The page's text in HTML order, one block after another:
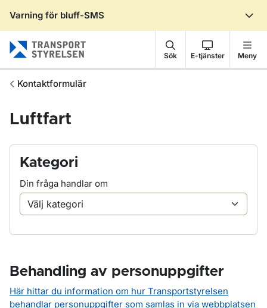
Varning för bluff-SMS
Sök E-tjänster Meny
Kontaktformulär
Luftfart
Kategori
Din fråga handlar om
Behandling av personuppgifter
Här hittar du information om hur Transportstyrelsen
behandlar personuppgifter som samlas in via webbplatsen